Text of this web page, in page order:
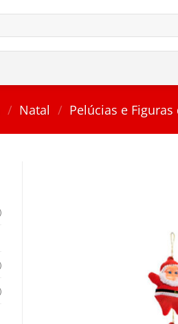
/ Natal / Pelúcias e